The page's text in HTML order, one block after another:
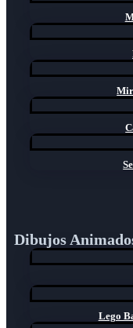
Dibujos
Lego